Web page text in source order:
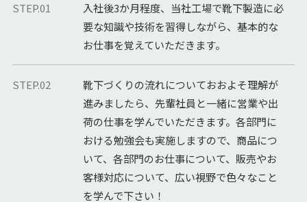
STEP.01
入社後3か月程度、当社工場で靴下製造に必
要な知識や技術を習得しながら、基本的な
お仕事を覚えていただきます。
STEP.02
靴下づくりの流れについておおよそ理解が
進みましたら、先輩社員と一緒に営業や出
荷の仕事を学んでいただきます。各部門に
おける勉強会も実施しますので、商品につ
いて、各部門のお仕事について、販売やお
客様対応について、広い視野で色々なこと
を学んで下さい！